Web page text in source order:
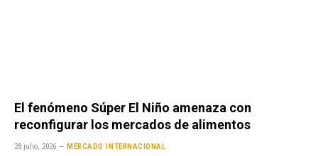
El fenómeno Súper El Niño amenaza con
reconfigurar los mercados de alimentos
28 julio, 2026 MERCADO INTERNACIONAL